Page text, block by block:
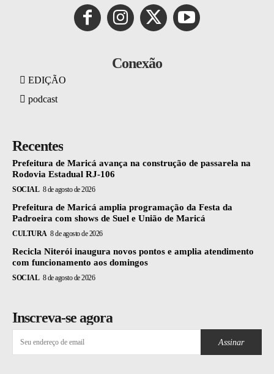
Conexão
EDIÇÃO
podcast
Recentes
Prefeitura de Maricá avança na construção de passarela na
Rodovia Estadual RJ-106
SOCIAL 8 de agosto de 2026
Prefeitura de Maricá amplia programação da Festa da
Padroeira com shows de Suel e União de Maricá
CULTURA 8 de agosto de 2026
Recicla Niterói inaugura novos pontos e amplia atendimento
com funcionamento aos domingos
SOCIAL 8 de agosto de 2026
Inscreva-se agora
Assinar